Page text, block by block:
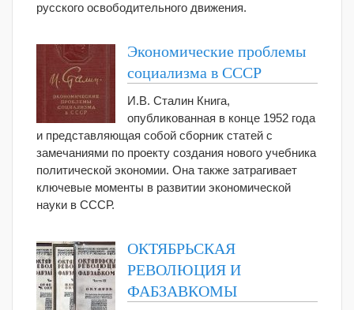
русского освободительного движения.
Экономические проблемы
социализма в СССР
И.В. Сталин Книга,
опубликованная в конце 1952 года
и представляющая собой сборник статей с
замечаниями по проекту создания нового учебника
политической экономии. Она также затрагивает
ключевые моменты в развитии экономической
науки в СССР.
ОКТЯБРЬСКАЯ
РЕВОЛЮЦИЯ И
ФАБЗАВКОМЫ